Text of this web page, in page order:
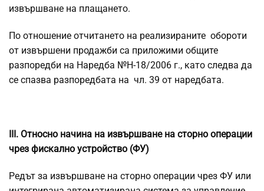
извършване на плащането.
По отношение отчитането на реализираните обороти
от извършени продажби са приложими общите
разпоредби на Наредба №Н-18/2006 г., като следва да
се спазва разпоредбата на чл. 39 от наредбата.
ІІІ. Относно начина на извършване на сторно операции
чрез фискално устройство (ФУ)
Редът за извършване на сторно операции чрез ФУ или